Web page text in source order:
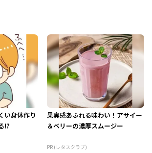
い身体作り
!?
果実感あふれる味わい！アサイー
＆ベリーの濃厚スムージー
PR (レタスクラブ)